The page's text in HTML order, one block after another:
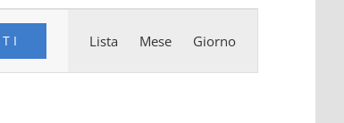
Lista Mese Giorno